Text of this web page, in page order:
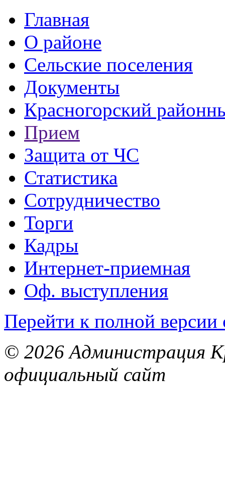
Главная
О районе
Сельские поселения
Документы
Красногорский
Прием
Защита от ЧС
Статистика
Сотрудничество
Торги
Кадры
Интернет-приемная
Оф. выступления
Перейти к полной версии
© 2026 Администрация
официальный сайт